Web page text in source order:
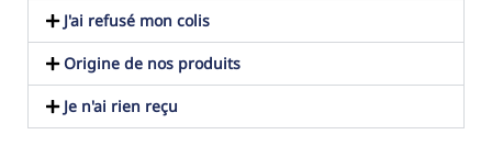
J'ai refusé mon colis
Origine de nos produits
Je n'ai rien reçu